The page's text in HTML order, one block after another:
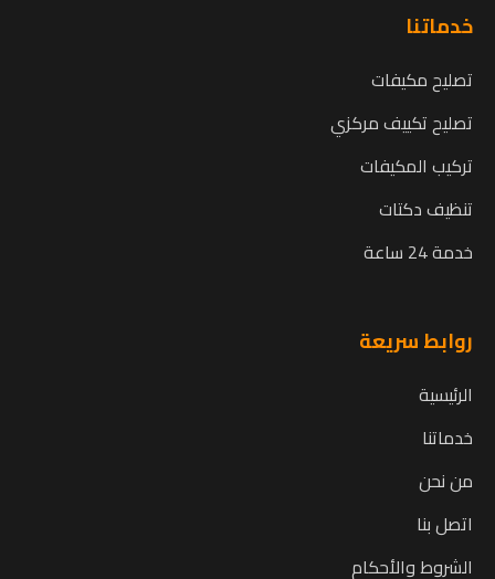
خدماتنا
تصليح مكيفات
تصليح تكييف مركزي
تركيب المكيفات
تنظيف دكتات
خدمة 24 ساعة
روابط سريعة
الرئيسية
خدماتنا
من نحن
اتصل بنا
الشروط والأحكام